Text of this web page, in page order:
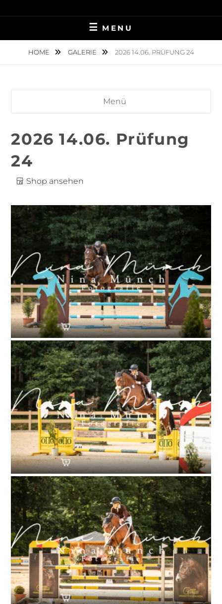
to
NINA MÜNCH
FOTOGRAFIE
MENU
HOME GALERIE 2026 14.06. PRÜFUNG 24
Menü
2026 14.06. Prüfung
24
Shop ansehen